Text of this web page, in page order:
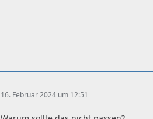
16. Februar 2024 um 12:51